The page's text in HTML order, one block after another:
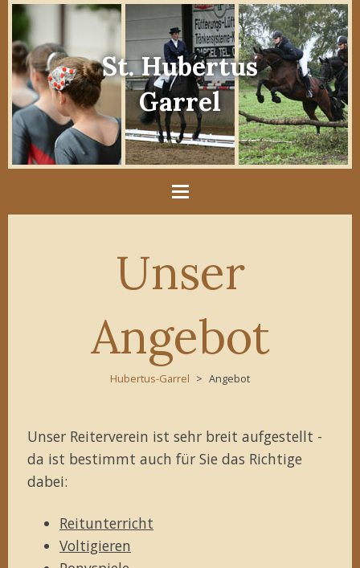
St. Hubertus
Garrel
Unser
Angebot
Hubertus-Garrel Angebot
Unser Reiterverein ist sehr breit aufgestellt -
da ist bestimmt auch für Sie das Richtige
dabei:
Reitunterricht
Voltigieren